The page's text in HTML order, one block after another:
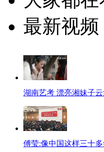
最新视频
湖南艺考 漂亮湘妹子
傅莹:像中国这样三十